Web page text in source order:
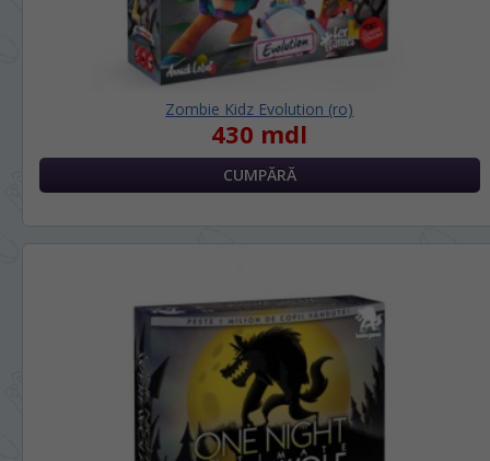
Zombie Kidz Evolution (ro)
430 mdl